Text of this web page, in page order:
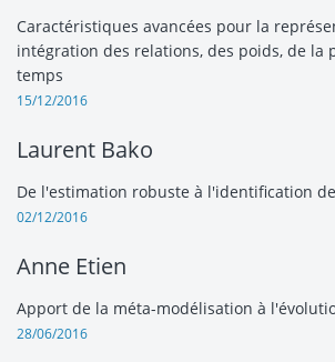
Caractéristiques avancées pour la
intégration des relations, des poids, de la
temps
15/12/2016
Laurent Bako
De l'estimation robuste à l'identification
02/12/2016
Anne Etien
Apport de la méta-modélisation à
28/06/2016